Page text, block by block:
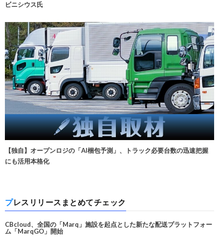
ビニシウス氏
【独自】オープンロジの「AI梱包予測」、トラック必要台数の迅速把握
にも活用本格化
プレスリリースまとめてチェック
CBcloud、全国の「Marq」施設を起点とした新たな配送プラットフォー
ム「MarqGO」開始